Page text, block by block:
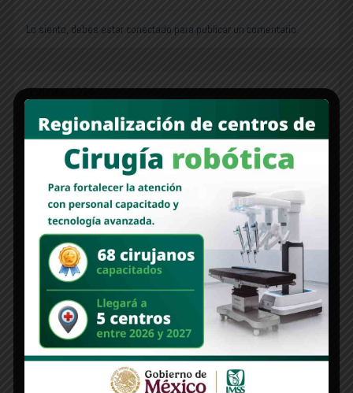
Lo siento, debes estar conectado para publicar un comentario.
Edición 1314